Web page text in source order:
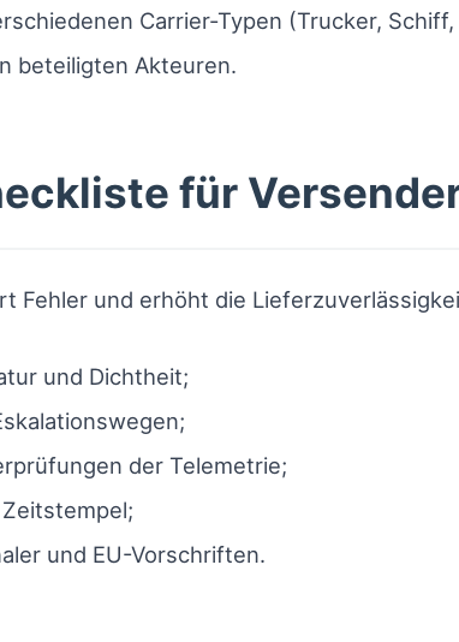
Carrier-Typen (Trucker, Schiff,
beteiligten Akteuren.
für
Fehler und erhöht die
und Dichtheit;
der Telemetrie;
und EU-Vorschriften.